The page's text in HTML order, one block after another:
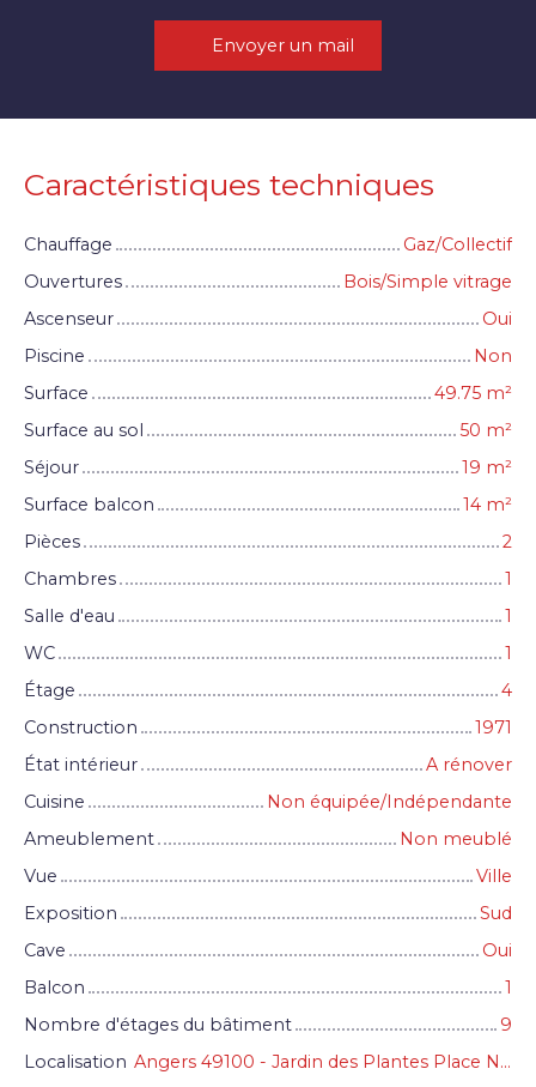
Envoyer un mail
Caractéristiques techniques
Chauffage
Gaz/Collectif
Ouvertures
Bois/Simple vitrage
Ascenseur
Oui
Piscine
Non
Surface
49.75 m²
Surface au sol
50 m²
Séjour
19 m²
Surface balcon
14 m²
Pièces
2
Chambres
1
Salle d'eau
1
WC
1
Étage
4
Construction
1971
État intérieur
A rénover
Cuisine
Non équipée/Indépendante
Ameublement
Non meublé
Vue
Ville
Exposition
Sud
Cave
Oui
Balcon
1
Nombre d'étages du bâtiment
9
Localisation
Angers 49100 - Jardin des Plantes Place Ney